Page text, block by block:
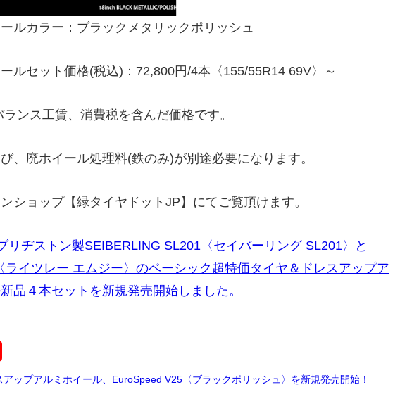
ルカラー：ブラックメタリックポリッシュ
ルセット価格(税込)：72,800円/4本〈155/55R14 69V〉～
ンス工賃、消費税を含んだ価格です。
、廃ホイール処理料(鉄のみ)が別途必要になります。
ショップ【緑タイヤドットJP】にてご覧頂けます。
リヂストン製SEIBERLING SL201〈セイバーリング SL201〉と
ライツレー エムジー〉のベーシック超特価タイヤ＆ドレスアップア
品４本セットを新規発売開始しました。
アップアルミホイール、EuroSpeed V25〈ブラックポリッシュ〉を新規発売開始！